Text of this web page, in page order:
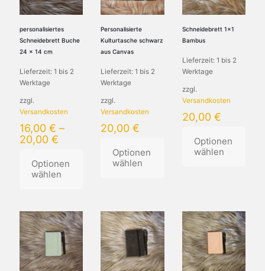
personalisiertes
Schneidebrett Buche
24 x 14 cm
Lieferzeit: 1 bis 2
Werktage
zzgl.
Versandkosten
16,00 € –
20,00 €
Optionen
wählen
Produkt
weist
mehrere
Varianten
auf.
Die
Personalisierte
Kulturtasche schwarz
aus Canvas
Lieferzeit:1 bis 2
Werktage
zzgl.
Versandkosten
20,00€
Optionen
wählen
weist
mehrere
Varianten
auf.
Die
Optionen
Schneidebrett 1×1
Bambus
Lieferzeit: 1 bis 2
Werktage
zzgl.
Versandkosten
20,00 €
Optionen
wählen
mehrere
Varianten
auf.
Die
Optionen
können